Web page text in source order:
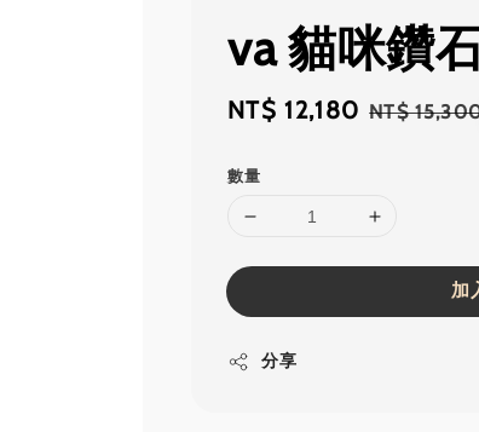
va 貓咪鑽
Sale
NT$ 12,180 Regular
NT$
數量
加
分享